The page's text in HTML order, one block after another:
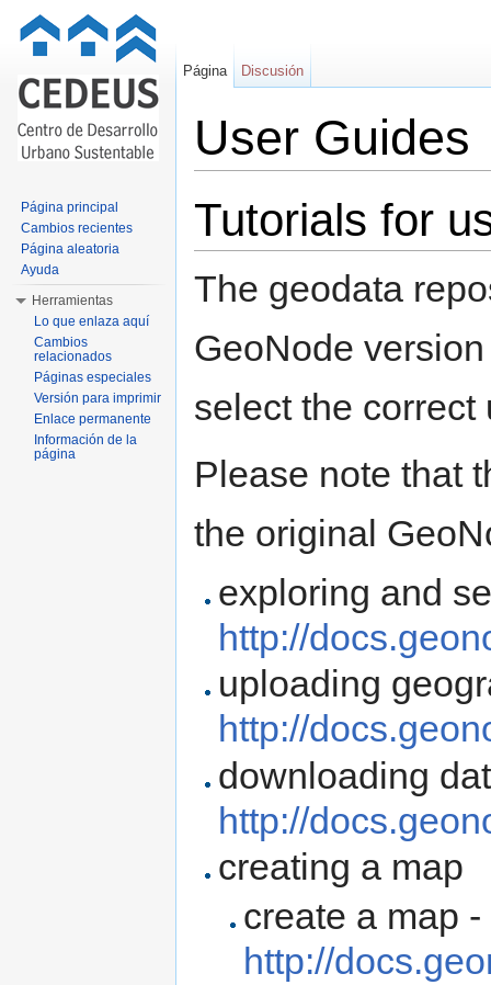
User Guides
Tutorials for
The geodata
GeoNode
select the correct
Please note that
the original
exploring and
http://
uploading
http://
downloading
http://
creating a map
create a map -
http://
Página Discusión
Página principal
Cambios recientes
Página aleatoria
Ayuda
Herramientas
Lo que enlaza aquí
Cambios
relacionados
Páginas especiales
Versión para imprimir
Enlace permanente
Información de la
página